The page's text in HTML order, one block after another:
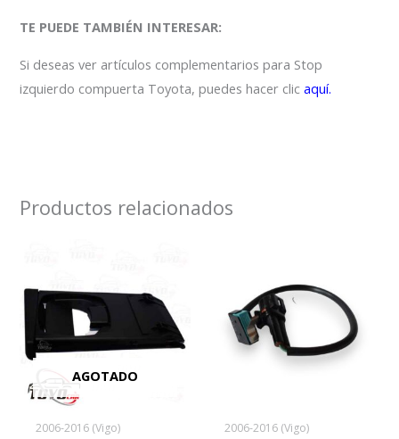
TE PUEDE TAMBIÉN INTERESAR:
Si deseas ver artículos complementarios para Stop
izquierdo compuerta Toyota, puedes hacer clicaquí.
Productos relacionados
AGOTADO
2006-2016 (Vigo) 2006-2016 (Vigo)